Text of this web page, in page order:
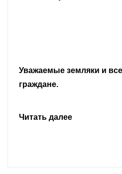
Уважаемые земляки и
граждане.
Читать далее